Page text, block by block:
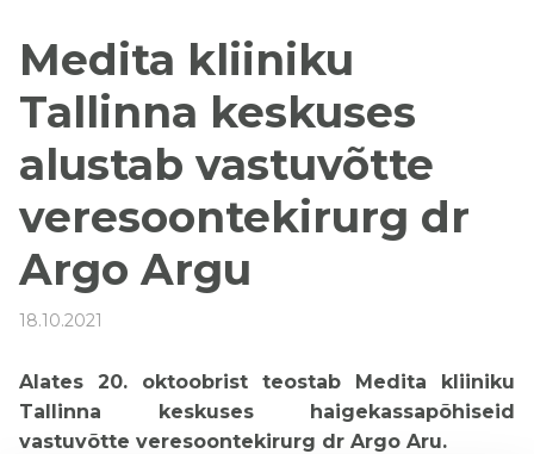
Medita kliiniku
Tallinna keskuses
alustab vastuvõtte
veresoontekirurg dr
Argo Argu
18.10.2021
Alates 20. oktoobrist teostab Medita kliiniku
Tallinna keskuses haigekassapõhiseid
vastuvõtte veresoontekirurg dr Argo Aru.